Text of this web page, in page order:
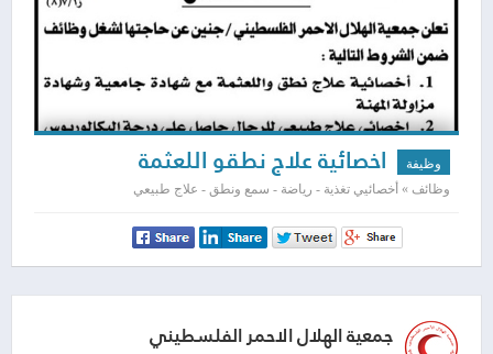
وظيفة اخصائية علاج نطقو اللعثمة
وظائف » أخصائيي تغذية - رياضة - سمع ونطق - علاج طبيعي
جمعية الهلال الاحمر الفلسطيني